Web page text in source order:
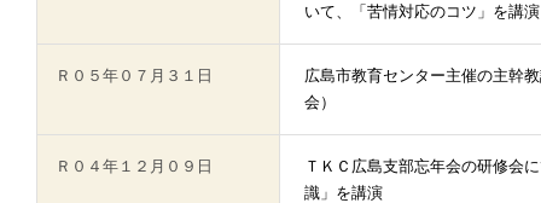
いて、「苦情対応のコツ」を講演
Ｒ０５年０７月３１日
広島市教育センター主催の主幹
会）
Ｒ０４年１２月０９日
ＴＫＣ広島支部忘年会の研修会
識」を講演